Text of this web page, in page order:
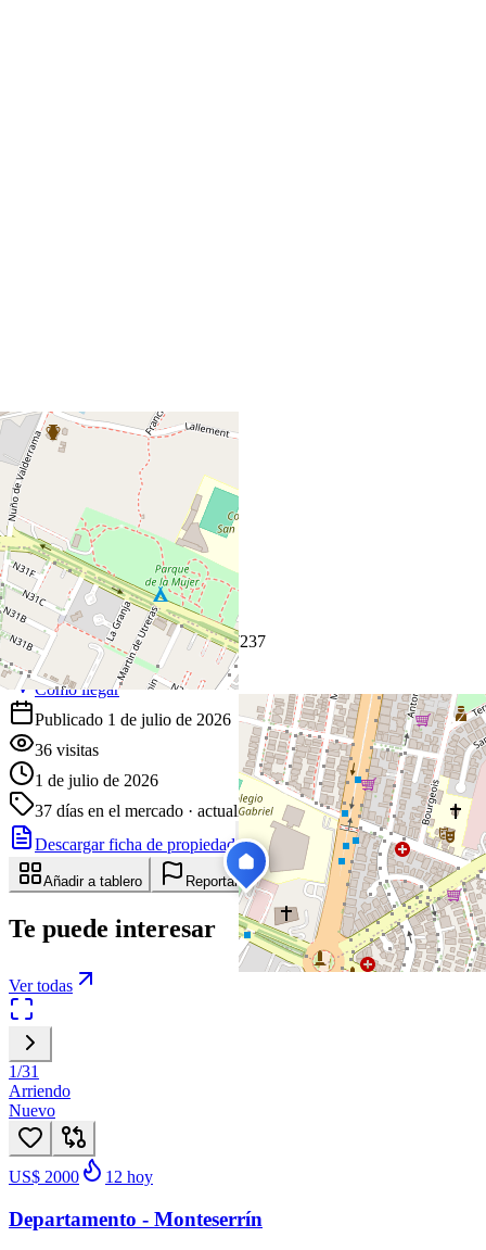
+−
Leaflet ©
OpenStreetMap
Coordenadas:-0.179316 -78.497237
Cómo llegar
Publicado 1 de julio de 2026
36 visitas
1 de julio de 2026
37 días en el mercado · actualizado hace 0 días
Descargar ficha de propiedad
Compartir
Añadir a tablero Reportar anuncio
Te puede interesar
Ver todas
1/31
Arriendo
Nuevo
US$ 2000 12 hoy
Departamento - Monteserrín